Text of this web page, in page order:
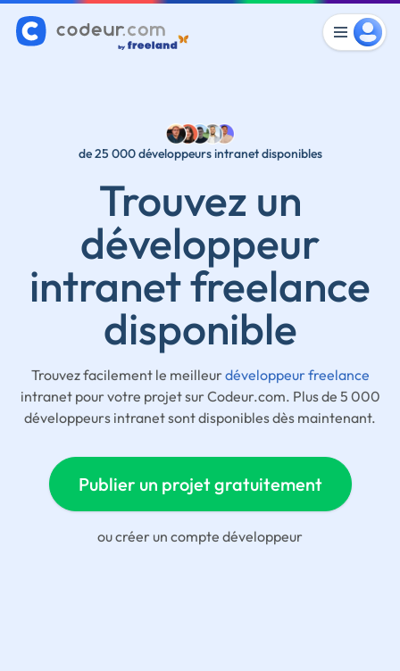
de 25 000 développeurs intranet disponibles
Trouvez un
développeur
intranet freelance
disponible
Trouvez facilement le meilleurdéveloppeur freelance
intranet pour votre projet sur Codeur.com. Plus de 5 000
développeurs intranet sont disponibles dès maintenant.
Publier un projet gratuitement
oucréer un compte développeur